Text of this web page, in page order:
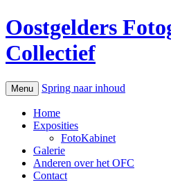
Oostgelders
Collectief
Menu Spring naar inhoud
Home
Exposities
FotoKabinet
Galerie
Anderen over het OFC
Contact